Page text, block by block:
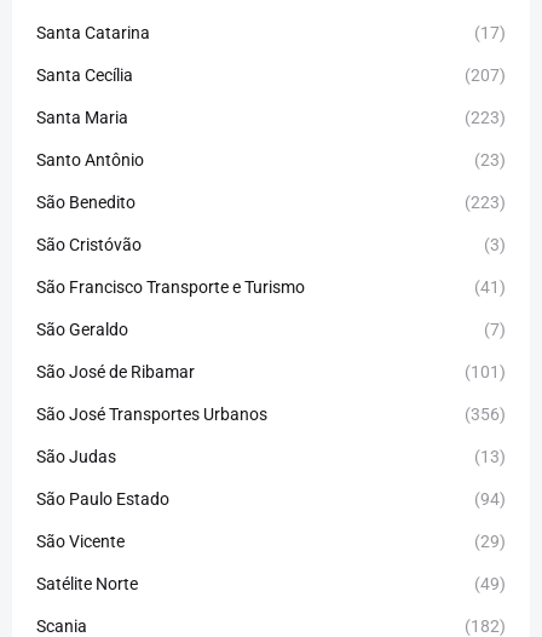
Santa Catarina (17)
Santa Cecília (207)
Santa Maria (223)
Santo Antônio (23)
São Benedito (223)
São Cristóvão (3)
São Francisco Transporte e Turismo (41)
São Geraldo (7)
São José de Ribamar (101)
São José Transportes Urbanos (356)
São Judas (13)
São Paulo Estado (94)
São Vicente (29)
Satélite Norte (49)
Scania (182)